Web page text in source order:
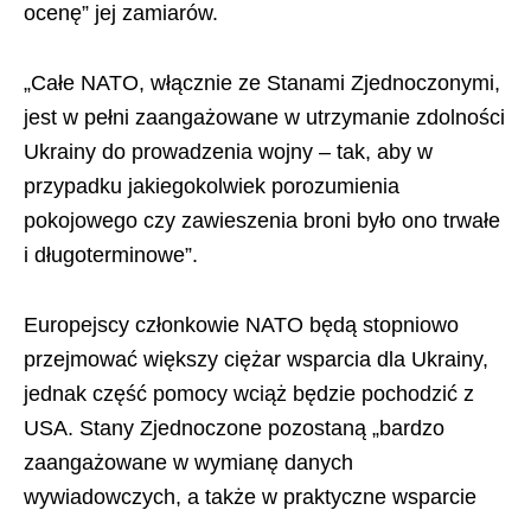
ocenę” jej zamiarów.
„Całe NATO, włącznie ze Stanami Zjednoczonymi,
jest w pełni zaangażowane w utrzymanie zdolności
Ukrainy do prowadzenia wojny – tak, aby w
przypadku jakiegokolwiek porozumienia
pokojowego czy zawieszenia broni było ono trwałe
i długoterminowe”.
Europejscy członkowie NATO będą stopniowo
przejmować większy ciężar wsparcia dla Ukrainy,
jednak część pomocy wciąż będzie pochodzić z
USA. Stany Zjednoczone pozostaną „bardzo
zaangażowane w wymianę danych
wywiadowczych, a także w praktyczne wsparcie